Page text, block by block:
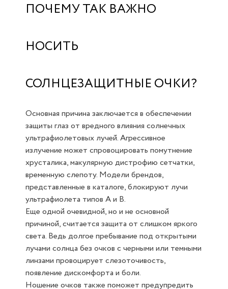
ПОЧЕМУ ТАК ВАЖНО
НОСИТЬ
СОЛНЦЕЗАЩИТНЫЕ ОЧКИ?
Основная причина заключается в обеспечении
защиты глаз от вредного влияния солнечных
ультрафиолетовых лучей. Агрессивное
излучение может спровоцировать помутнение
хрусталика, макулярную дистрофию сетчатки,
временную слепоту. Модели брендов,
представленные в каталоге, блокируют лучи
ультрафиолета типов A и B.
Еще одной очевидной, но и не основной
причиной, считается защита от слишком яркого
света. Ведь долгое пребывание под открытыми
лучами солнца без очков с черными или темными
линзами провоцирует слезоточивость,
появление дискомфорта и боли.
Ношение очков также поможет предупредить